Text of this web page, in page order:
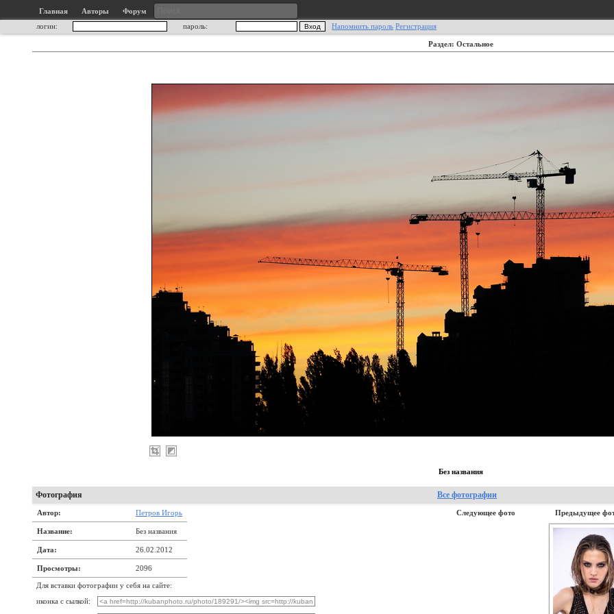
Главная Авторы
Форум
логин:
пароль: Напомнить пароль Регистрация
Раздел: Остальное
Без названия
Фотография Все фотографии
Автор: Петров Игорь
Название: Без названия
Дата: 26.02.2012
Просмотры: 2096
Для вставки фотографии у себя на сайте:
иконка с сылкой:
Следующее фото Предыдущее